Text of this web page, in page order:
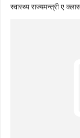
स्वास्थ्य राज्यमन्त्री ए